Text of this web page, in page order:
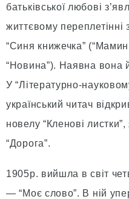
батьківської любові
життєвому
“Синя книжечка” (“Мамин
“Новина”). Наявна вона й
У “Літературно-
український читач
новелу “Кленові
“Дорога”.
1905р. вийшла в світ
— “Моє слово”. В ній